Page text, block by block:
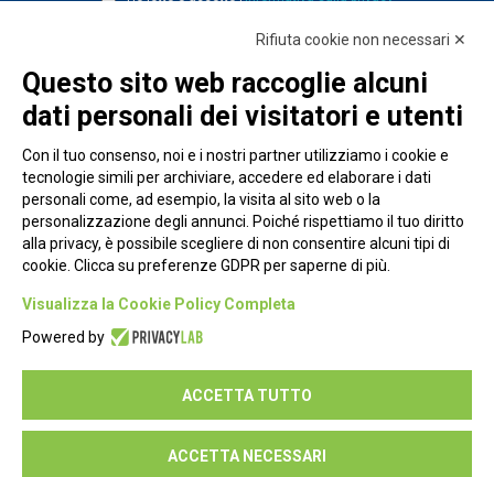
Piazza Alessandria, 24 - 00198 Roma
Privacy Policy
Seguici su:
Rifiuta cookie non necessari ✕
Questo sito web raccoglie alcuni
dati personali dei visitatori e utenti
Con il tuo consenso, noi e i nostri partner utilizziamo i cookie e
tecnologie simili per archiviare, accedere ed elaborare i dati
personali come, ad esempio, la visita al sito web o la
personalizzazione degli annunci. Poiché rispettiamo il tuo diritto
alla privacy, è possibile scegliere di non consentire alcuni tipi di
cookie. Clicca su preferenze GDPR per saperne di più.
Visualizza la Cookie Policy Completa
Powered by
ACCETTA TUTTO
ACCETTA NECESSARI